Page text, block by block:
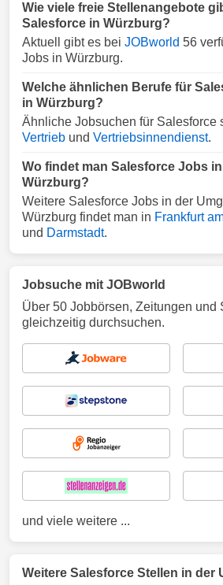
Wie viele freie Stellenangebote
Salesforce in Würzburg?
Aktuell gibt es bei JOBworld 56
Jobs in Würzburg.
Welche ähnlichen Berufe für
in Würzburg?
Ähnliche Jobsuchen für Salesforce
Vertrieb und Vertriebsinnendienst.
Wo findet man Salesforce Jobs
Würzburg?
Weitere Salesforce Jobs in der
Würzburg findet man in Frankfurt
und Darmstadt.
Jobsuche mit JOBworld
Über 50 Jobbörsen, Zeitungen und
gleichzeitig durchsuchen.
und viele weitere ...
Weitere Salesforce Stellen in der